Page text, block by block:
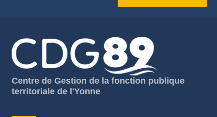
Centre de Gestion de la fonction publique
territoriale de l'Yonne